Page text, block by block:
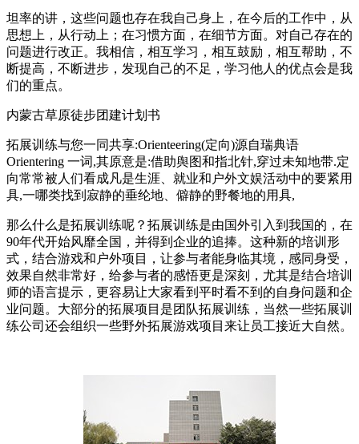
坦率的讲，这些问题也存在我自己身上，在今后的工作中，从
思想上，从行动上；在习惯方面，在细节方面。对自己存在的
问题进行改正。我相信，相互学习，相互鼓励，相互帮助，不
断提高，不断进步，发现自己的不足，学习他人的优点会是我
们的重点。
内蒙古草原徒步团建计划书
拓展训练与您一同共享:Orienteering(定向)源自瑞典语
Orientering 一词,其原意是:借助舆图和指北针,穿过未知地带.定
向常常被人们看成凡是生涯、就业和户外文娱活动中的要紧用
具,一哪类找到寂静的垂纶地、僻静的野餐地的用具,
那么什么是拓展训练呢？拓展训练是由国外引入到我国的，在
90年代开始风靡全国，并得到企业的追捧。这种新的培训形
式，结合游戏和户外项目，让参与者能身临其境，感同身受，
效果自然非常好，给参与者的感悟更是深刻，尤其是结合培训
师的语言提示，更容易让大家看到平时看不到的自身问题和企
业问题。大部分的拓展项目是团队拓展训练，当然一些拓展训
练公司还会组织一些野外拓展游戏项目来让员工接近大自然。